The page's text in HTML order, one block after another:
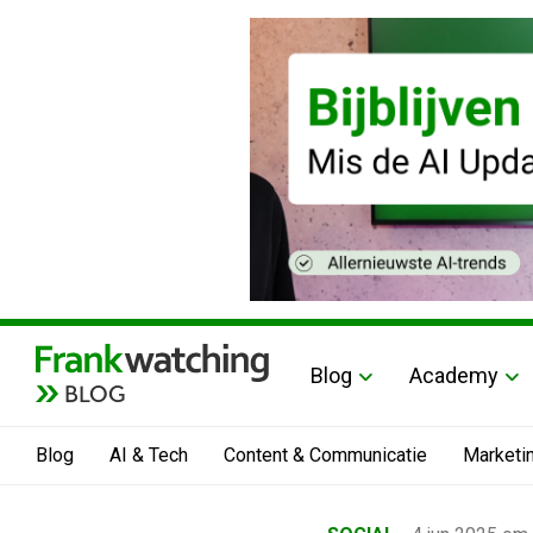
BLOG
Blog Academy
Blog AI & Tech Content & Communicatie